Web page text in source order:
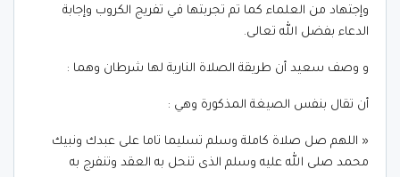
وإجتهاد من العلماء كما تم تجربتها في تفريج الكروب وإجابة
الدعاء بفضل الله تعالى.
و وصف سعيد أن طريقة الصلاة النارية لها شرطان وهما :
أن تقال بنفس الصيغة المذكورة وهي :
« اللهم صل صلاة كاملة وسلم تسليما تاما على عبدك ونبيك
محمد صلى الله عليه وسلم الذى تنحل به العقد وتنفرج به